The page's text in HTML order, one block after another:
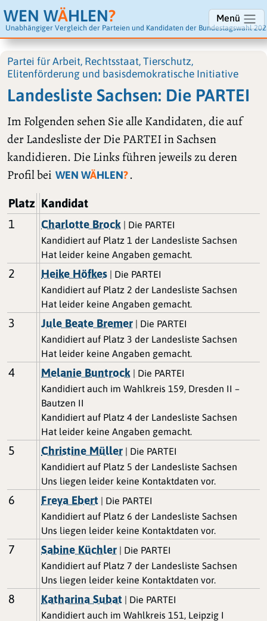
WEN WÄHLEN?
Unabhängiger Vergleich der Parteien und Kandidaten der Bundestagswahl
Menü
Partei für Arbeit, Rechtsstaat, Tierschutz,
Elitenförderung und basisdemokratische Initiative
Landesliste Sachsen: Die PARTEI
Im Folgenden sehen Sie alle Kandidaten, die auf
der Landesliste der Die PARTEI in Sachsen
kandidieren. Die Links führen jeweils zu deren
Profil bei WEN WÄHLEN?.
Platz Kandidat
1
Charlotte Brock | Die PARTEI
Kandidiert auf Platz 1 der Landesliste Sachsen
Hat leider keine Angaben gemacht.
2 Heike Höfkes | Die PARTEI
Kandidiert auf Platz 2 der Landesliste Sachsen
Hat leider keine Angaben gemacht.
3 Jule Beate Bremer | Die PARTEI
Kandidiert auf Platz 3 der Landesliste Sachsen
Hat leider keine Angaben gemacht.
4 Melanie Buntrock | Die PARTEI
Kandidiert auch im Wahlkreis 159, Dresden II –
Bautzen II
Kandidiert auf Platz 4 der Landesliste Sachsen
Hat leider keine Angaben gemacht.
5 Christine Müller | Die PARTEI
Kandidiert auf Platz 5 der Landesliste Sachsen
Uns liegen leider keine Kontaktdaten vor.
6 Freya Ebert | Die PARTEI
Kandidiert auf Platz 6 der Landesliste Sachsen
Uns liegen leider keine Kontaktdaten vor.
7 Sabine Küchler | Die PARTEI
Kandidiert auf Platz 7 der Landesliste Sachsen
Uns liegen leider keine Kontaktdaten vor.
8 Katharina Subat | Die PARTEI
Kandidiert auch im Wahlkreis 151, Leipzig I